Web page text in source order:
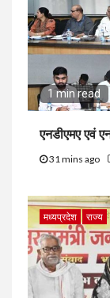
1 min read
एनडीएमए एवं
31 mins ago
मध्यप्रदेश राज्य